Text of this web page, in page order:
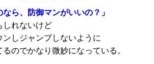
なら、防御マンがいいの？」
しれないけど
ンしジャンプしないように
のでかなり微妙になっている。